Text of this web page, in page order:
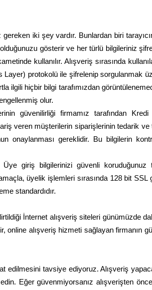
iki şey vardır. Bunlardan biri
gösterir ve her türlü bilgileriniz
kullanılır. Alışveriş sırasında
Layer) protokolü ile şifrelenip sorgulanmak
ilgili hiçbir bilgi tarafımızdan
olur.
güvenilirliği firmamız tarafından Kredi
veren müşterilerin siparişlerinin tedarik
onaylanması gereklidir. Bu bilgilerin
giriş bilgilerinizi güvenli koruduğunuz
üyelik işlemleri sırasında 128 bit SSL
standardıdır.
İnternet alışveriş siteleri günümüzde
online alışveriş hizmeti sağlayan firmanın
edilmesini tavsiye ediyoruz. Alışveriş
Eğer güvenmiyorsanız alışverişten